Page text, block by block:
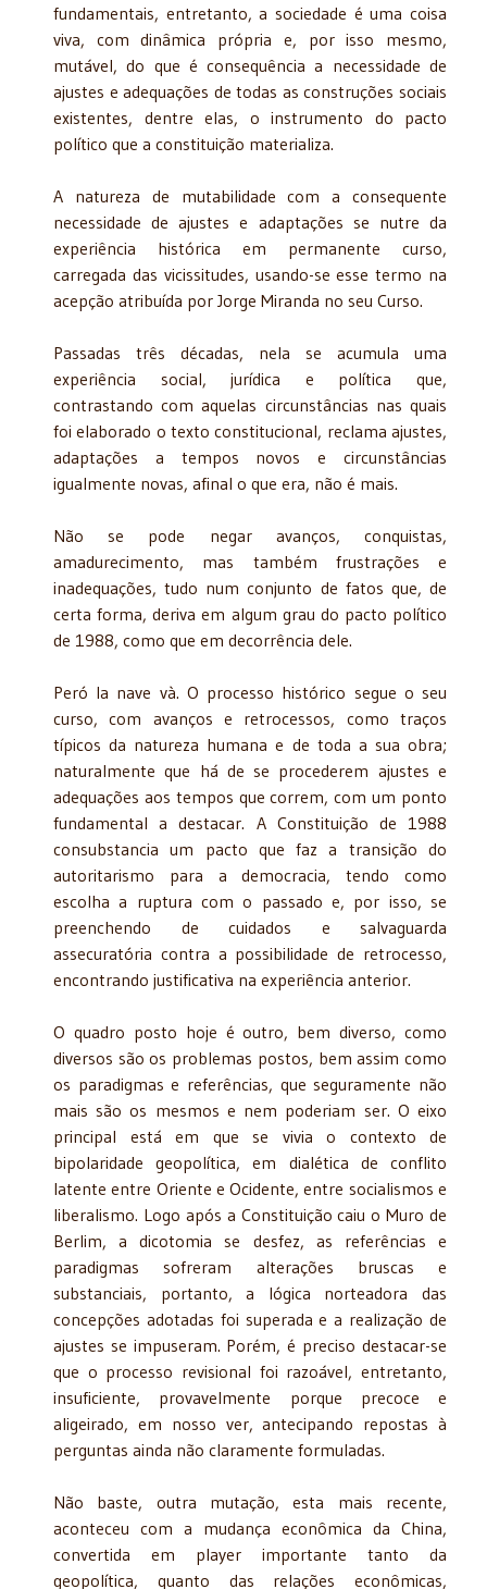
fundamentais, entretanto, a sociedade é uma coisa
viva, com dinâmica própria e, por isso mesmo,
mutável, do que é consequência a necessidade de
ajustes e adequações de todas as construções sociais
existentes, dentre elas, o instrumento do pacto
político que a constituição materializa.
A natureza de mutabilidade com a consequente
necessidade de ajustes e adaptações se nutre da
experiência histórica em permanente curso,
carregada das vicissitudes, usando-se esse termo na
acepção atribuída por Jorge Miranda no seu Curso.
Passadas três décadas, nela se acumula uma
experiência social, jurídica e política que,
contrastando com aquelas circunstâncias nas quais
foi elaborado o texto constitucional, reclama ajustes,
adaptações a tempos novos e circunstâncias
igualmente novas, afinal o que era, não é mais.
Não se pode negar avanços, conquistas,
amadurecimento, mas também frustrações e
inadequações, tudo num conjunto de fatos que, de
certa forma, deriva em algum grau do pacto político
de 1988, como que em decorrência dele.
Peró la nave và. O processo histórico segue o seu
curso, com avanços e retrocessos, como traços
típicos da natureza humana e de toda a sua obra;
naturalmente que há de se procederem ajustes e
adequações aos tempos que correm, com um ponto
fundamental a destacar. A Constituição de 1988
consubstancia um pacto que faz a transição do
autoritarismo para a democracia, tendo como
escolha a ruptura com o passado e, por isso, se
preenchendo de cuidados e salvaguarda
assecuratória contra a possibilidade de retrocesso,
encontrando justificativa na experiência anterior.
O quadro posto hoje é outro, bem diverso, como
diversos são os problemas postos, bem assim como
os paradigmas e referências, que seguramente não
mais são os mesmos e nem poderiam ser. O eixo
principal está em que se vivia o contexto de
bipolaridade geopolítica, em dialética de conflito
latente entre Oriente e Ocidente, entre socialismos e
liberalismo. Logo após a Constituição caiu o Muro de
Berlim, a dicotomia se desfez, as referências e
paradigmas sofreram alterações bruscas e
substanciais, portanto, a lógica norteadora das
concepções adotadas foi superada e a realização de
ajustes se impuseram. Porém, é preciso destacar-se
que o processo revisional foi razoável, entretanto,
insuficiente, provavelmente porque precoce e
aligeirado, em nosso ver, antecipando repostas à
perguntas ainda não claramente formuladas.
Não baste, outra mutação, esta mais recente,
aconteceu com a mudança econômica da China,
convertida em player importante tanto da
geopolítica, quanto das relações econômicas,